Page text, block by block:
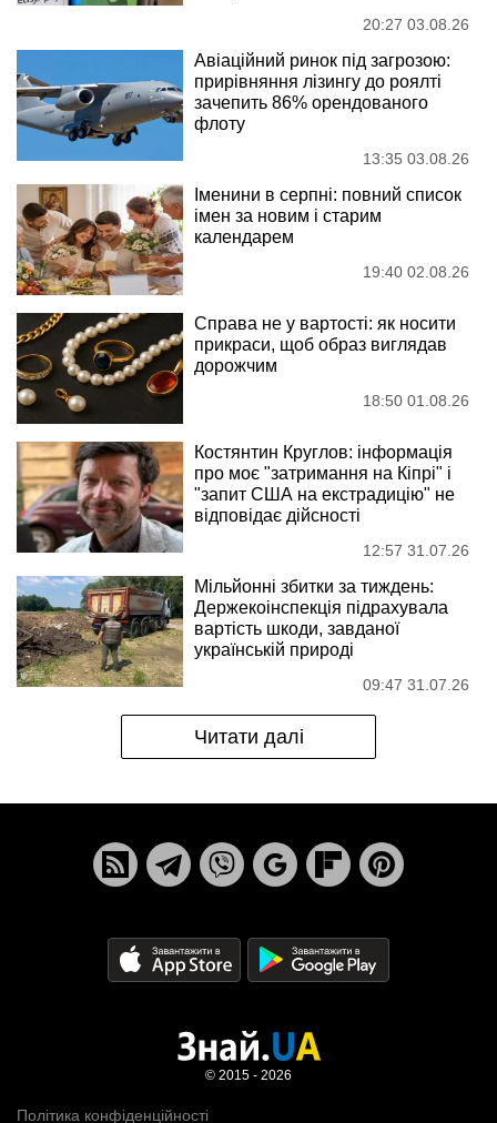
20:27 03.08.26
Авіаційний ринок під загрозою:
прирівняння лізингу до роялті
зачепить 86% орендованого
флоту
13:35 03.08.26
Іменини в серпні: повний список
імен за новим і старим
календарем
19:40 02.08.26
Справа не у вартості: як носити
прикраси, щоб образ виглядав
дорожчим
18:50 01.08.26
Костянтин Круглов: інформація
про моє "затримання на Кіпрі" і
"запит США на екстрадицію" не
відповідає дійсності
12:57 31.07.26
Мільйонні збитки за тиждень:
Держекоінспекція підрахувала
вартість шкоди, завданої
українській природі
09:47 31.07.26
Читати далі
Політика конфіденційності
© 2015 - 2026